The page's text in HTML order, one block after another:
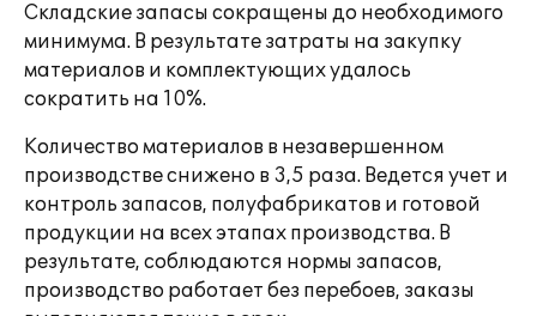
Складские запасы сокращены до необходимого
минимума. В результате затраты на закупку
материалов и комплектующих удалось
сократить на 10%.
Количество материалов в незавершенном
производстве снижено в 3,5 раза. Ведется учет и
контроль запасов, полуфабрикатов и готовой
продукции на всех этапах производства. В
результате, соблюдаются нормы запасов,
производство работает без перебоев, заказы